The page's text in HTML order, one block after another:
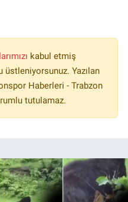
kabul etmiş
Yazılan
Haberleri - Trabzon
tutulamaz.